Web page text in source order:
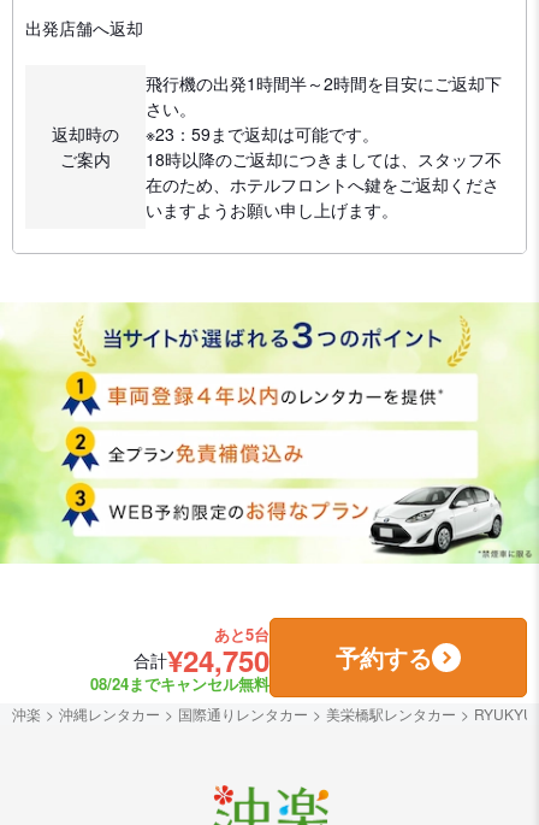
出発店舗へ返却
返却時の
ご案内
飛行機の出発1時間半～2時間を目安にご返却下
さい。
※23：59まで返却は可能です。
18時以降のご返却につきましては、スタッフ不
在のため、ホテルフロントへ鍵をご返却くださ
いますようお願い申し上げます。
あと5台
合計¥24,750
08/24までキャンセル無料
予約する
沖楽 沖縄レンタカー 国際通りレンタカー 美栄橋駅レンタカー